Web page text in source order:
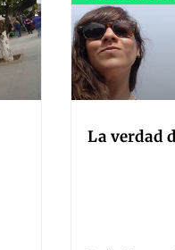
La verdad